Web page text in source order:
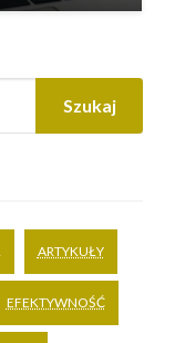
Szukaj
ARTYKUŁY
EFEKTYWNOŚĆ